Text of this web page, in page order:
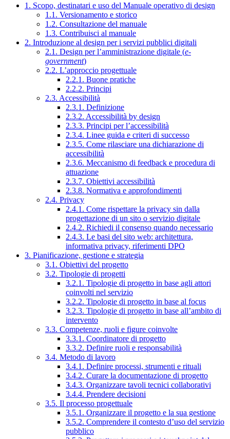
1. Scopo, destinatari e uso del Manuale operativo di design
1.1. Versionamento e storico
1.2. Consultazione del manuale
1.3. Contribuisci al manuale
2. Introduzione al design per i servizi pubblici digitali
2.1. Design per l’amministrazione digitale (e-
government)
2.2. L’approccio progettuale
2.2.1. Buone pratiche
2.2.2. Principi
2.3. Accessibilità
2.3.1. Definizione
2.3.2. Accessibilità by design
2.3.3. Principi per l’accessibilità
2.3.4. Linee guida e criteri di successo
2.3.5. Come rilasciare una dichiarazione di
accessibilità
2.3.6. Meccanismo di feedback e procedura di
attuazione
2.3.7. Obiettivi accessibilità
2.3.8. Normativa e approfondimenti
2.4. Privacy
2.4.1. Come rispettare la privacy sin dalla
progettazione di un sito o servizio digitale
2.4.2. Richiedi il consenso quando necessario
2.4.3. Le basi del sito web: architettura,
informativa privacy, riferimenti DPO
3. Pianificazione, gestione e strategia
3.1. Obiettivi del progetto
3.2. Tipologie di progetti
3.2.1. Tipologie di progetto in base agli attori
coinvolti nel servizio
3.2.2. Tipologie di progetto in base al focus
3.2.3. Tipologie di progetto in base all’ambito di
intervento
3.3. Competenze, ruoli e figure coinvolte
3.3.1. Coordinatore di progetto
3.3.2. Definire ruoli e responsabilità
3.4. Metodo di lavoro
3.4.1. Definire processi, strumenti e rituali
3.4.2. Curare la documentazione di progetto
3.4.3. Organizzare tavoli tecnici collaborativi
3.4.4. Prendere decisioni
3.5. Il processo progettuale
3.5.1. Organizzare il progetto e la sua gestione
3.5.2. Comprendere il contesto d’uso del servizio
pubblico